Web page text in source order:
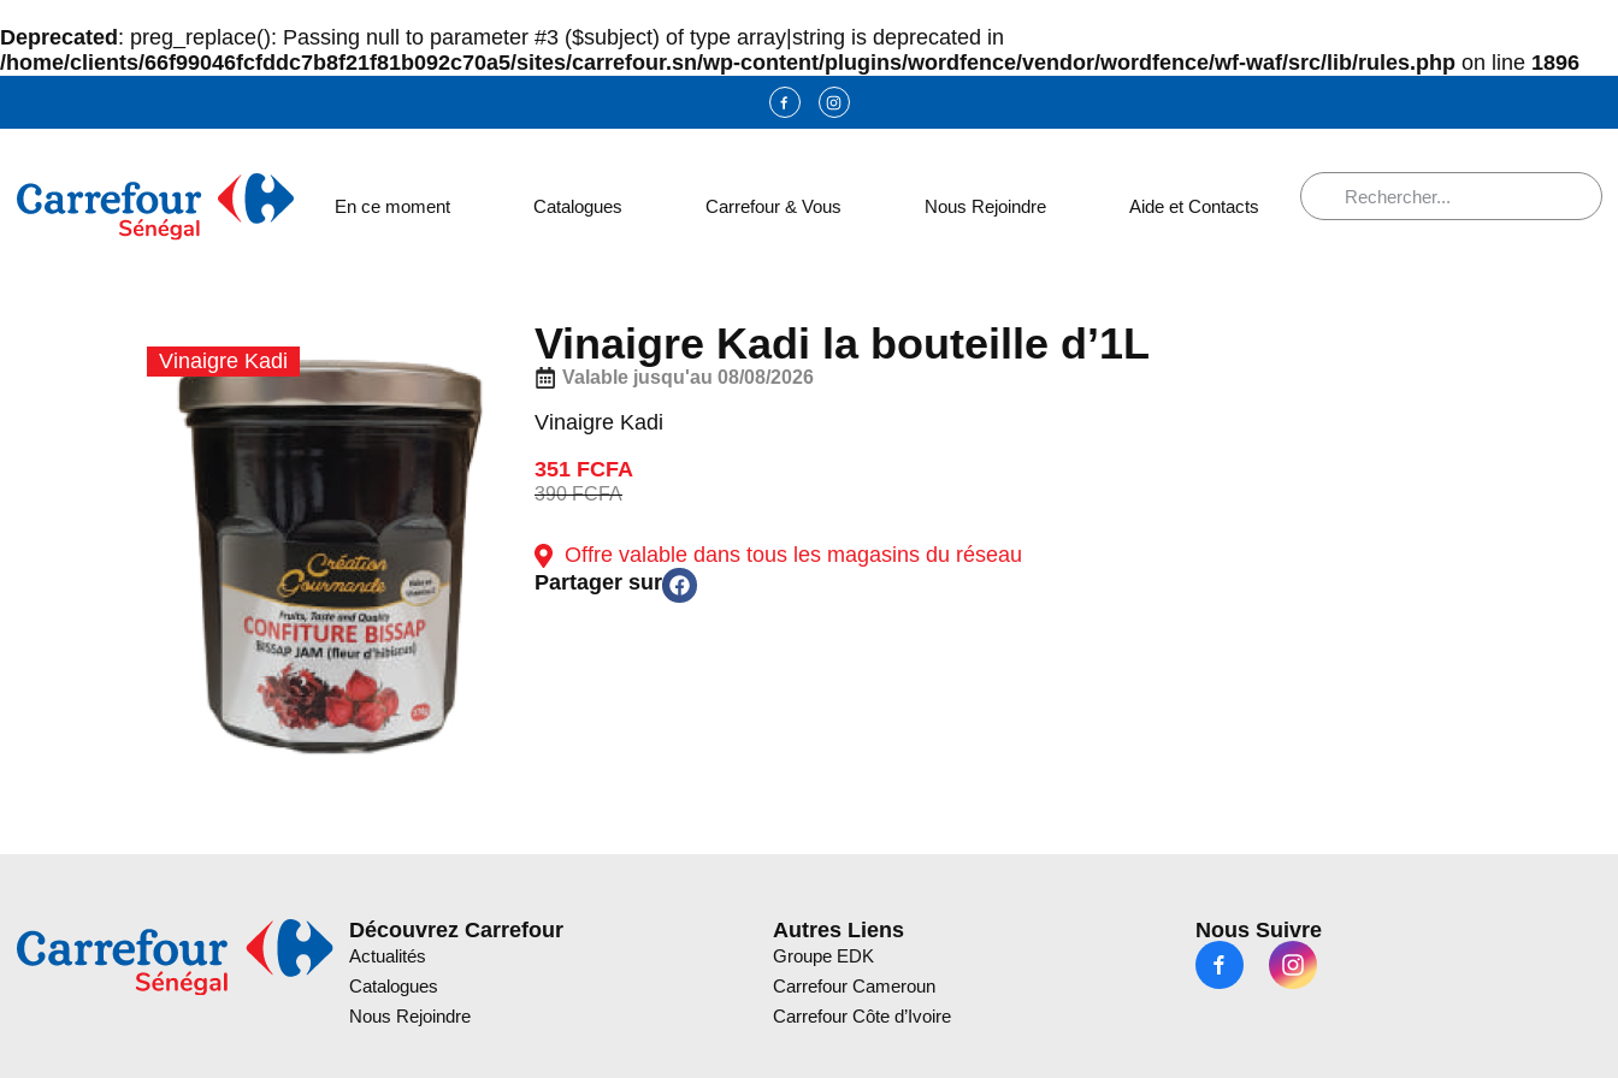
Deprecated : preg_replace(): Passing null to parameter #3 ($subject) of type array|string is deprecated in
/home/clients/66f99046fcfddc7b8f21f81b092c70a5/sites/carrefour.sn/wp-content/plugins/wordfence/vendor/wordfence/wf-waf/src/lib/rules.php on line 1896
En ce moment Catalogues Carrefour & Vous Nous Rejoindre Aide et Contacts
Vinaigre Kadi Vinaigre Kadi la bouteille d’1L
Valable jusqu'au 08/08/2026
Vinaigre Kadi
351 FCFA
390 FCFA
Offre valable dans tous les magasins du réseau
Partager sur
Découvrez Carrefour
Actualités
Catalogues
Nous Rejoindre
Autres Liens
Groupe EDK
Carrefour Cameroun
Carrefour Côte d’Ivoire
Nous Suivre